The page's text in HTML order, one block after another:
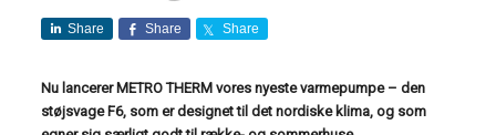
Share Share Share
Nu lancerer METRO THERM vores nyeste varmepumpe – den
støjsvage F6, som er designet til det nordiske klima, og som